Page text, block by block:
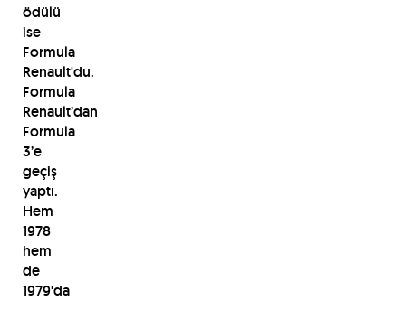
ödülü
ise
Formula
Renault'du.
Formula
Renault’dan
Formula
3’e
geçiş
yaptı.
Hem
1978
hem
de
1979'da